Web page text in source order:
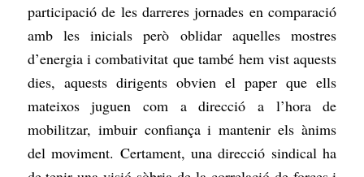
participació de les darreres jornades en comparació
amb les inicials però oblidar aquelles mostres
d’energia i combativitat que també hem vist aquests
dies, aquests dirigents obvien el paper que ells
mateixos juguen com a direcció a l’hora de
mobilitzar, imbuir confiança i mantenir els ànims
del moviment. Certament, una direcció sindical ha